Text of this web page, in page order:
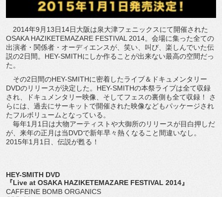
2014年9月13日14日大阪は泉大津フェニックスにて開催された
OSAKA HAZIKETEMAZARE FESTIVAL 2014。会場に集った全ての
出演者・関係者・オーディエンスが、笑い、叫び、楽しんでいた伝
説の2日間。HEY-SMITHにしか作ることが出来ない最高の空間だっ
た。
その2日間のHEY-SMITHに密着したライブ＆ドキュメンタリー
DVDのリリースが決定した。HEY-SMITHの本祭ライブは全て収録
され、ドキュメンタリー映像、そしてフェスの裏側も全て収録！ さ
らには、過去にサーキットで開催された映像などもパッケージされ
たフルボリュームとなっている。
毎年1月1日は大物アーティストや大御所のリリースが目白押しだ
が、来年の正月は当DVDで新年早々熱くなること間違いなし。
2015年1月1日、伝説が甦る！
HEY-SMITH DVD
『Live at OSAKA HAZIKETEMAZARE FESTIVAL 2014』
CAFFEINE BOMB ORGANICS